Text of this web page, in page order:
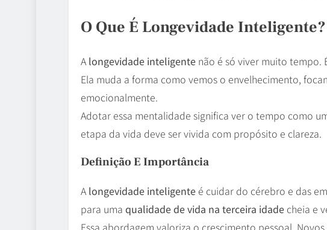
O Que É Longevidade Inteligente?
A longevidade inteligente não é só viver muito tempo.
Ela muda a forma como vemos o envelhecimento,
emocionalmente.
Adotar essa mentalidade significa ver o tempo como
etapa da vida deve ser vivida com propósito e clareza.
Definição E Importância
A longevidade inteligente é cuidar do cérebro e das
para uma qualidade de vida na terceira idade cheia e
Essa abordagem valoriza o crescimento pessoal.